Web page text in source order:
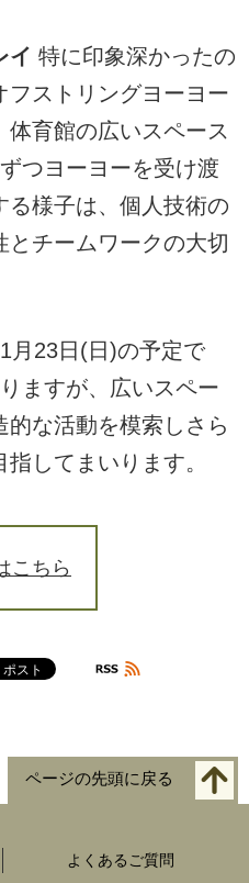
イ 特に印象深かったの
フストリングヨーヨー
育館の広いスペース
つヨーヨーを受け渡
る様子は、個人技術の
とチームワークの大切
月23日(日)の予定で
ますが、広いスペー
的な活動を模索しさら
してまいります。
こちら
ページの先頭に戻る
よくあるご質問